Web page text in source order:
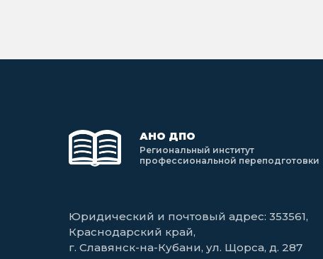
АНО ДПО
Региональный институт
профессиональной переподготовки
Юридический и почтовый адрес: 353561,
Краснодарский край,
г. Славянск-на-Кубани, ул. Щорса, д. 287